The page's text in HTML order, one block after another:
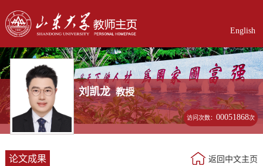
English
刘凯龙 教授
访问次数：00051868次
论文成果 返回中文主页